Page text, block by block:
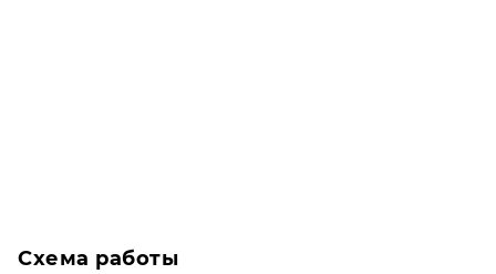
Схема работы